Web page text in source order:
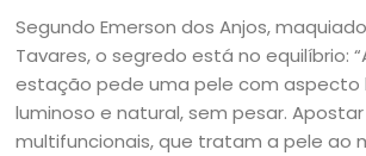
Segundo Emerson dos Anjos,
Tavares, o segredo está no equilíbrio:
estação pede uma pele com aspecto
luminoso e natural, sem pesar.
multifuncionais, que tratam a pele ao